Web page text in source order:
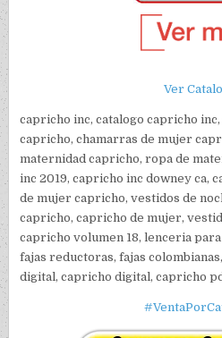
Ver
capricho inc, catalogo capricho
capricho, chamarras de mujer
maternidad capricho, ropa de
inc 2019, capricho inc downey ca,
de mujer capricho, vestidos de
capricho, capricho de mujer,
capricho volumen 18, lenceria
fajas reductoras, fajas
digital, capricho digital, capricho